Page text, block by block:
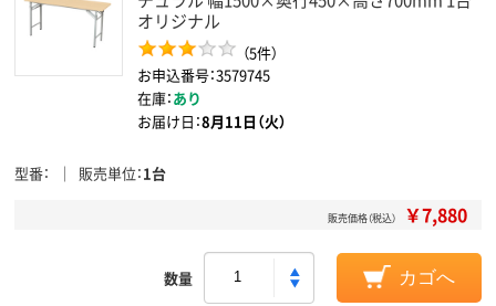
オリジナル
（5件）
お申込番号：3579745
在庫：あり
お届け日：8月11日（火）
型番 販売単位 1台
販売価格（税込） ￥7,880
数量 カゴへ